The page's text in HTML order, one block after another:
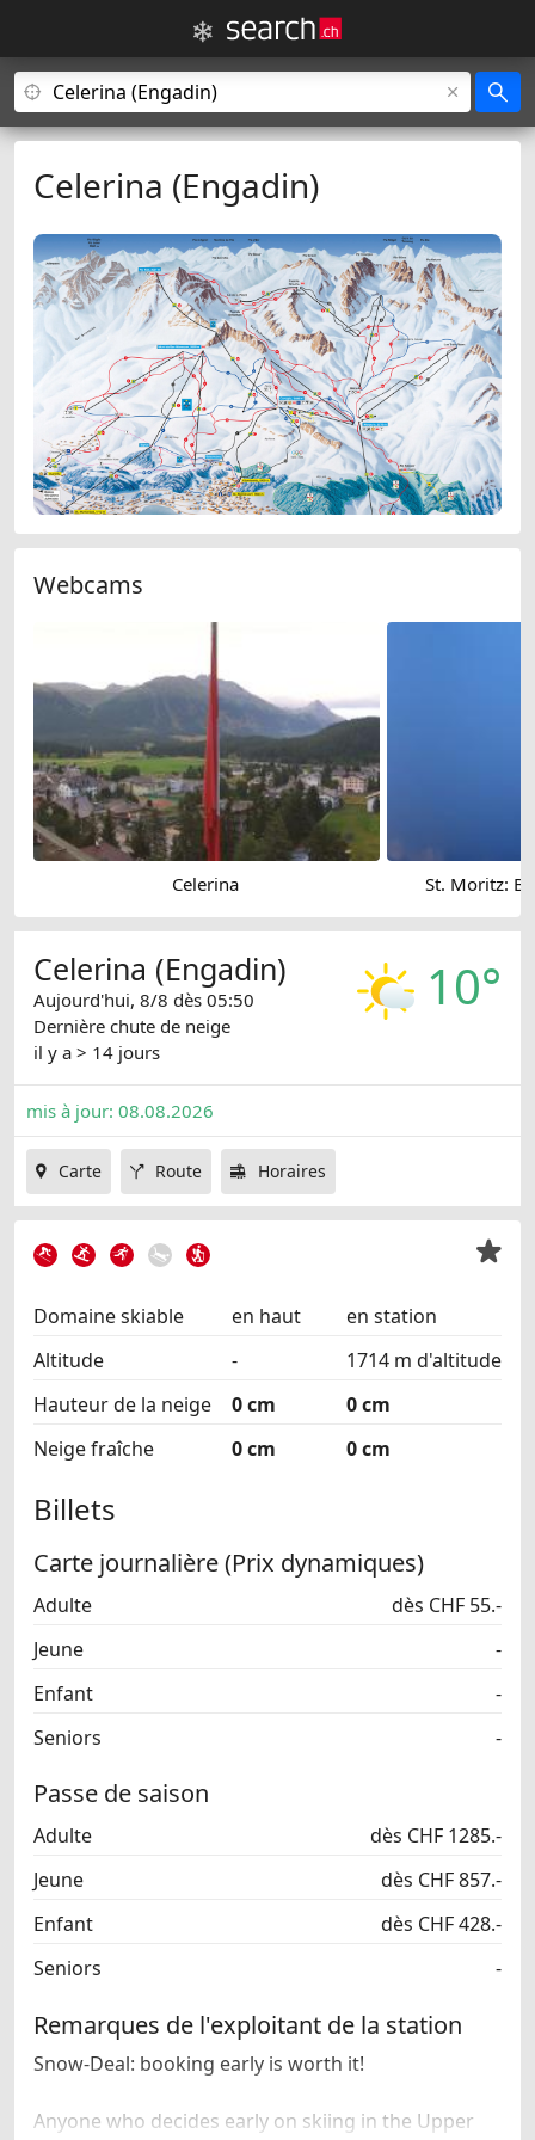
Celerina (Engadin)
Webcams
Celerina St. Moritz:
10°
Celerina (Engadin)
Aujourd'hui, 8/8 dès 05:50
Dernière chute de neige
il y a > 14 jours
mis à jour: 08.08.2026
Carte Route Horaires
Domaine skiable en haut
en station
Altitude
-
1714 m d'altitude
Hauteur de la neige
0 cm
0 cm
Neige fraîche
0 cm 0 cm
Billets
Carte journalière (Prix dynamiques)
Adulte
dès CHF 55.-
Jeune
-
Enfant
-
Seniors
-
Passe de saison
Adulte
dès CHF 1285.-
Jeune
dès CHF 857.-
Enfant
dès CHF 428.-
Seniors
-
Remarques de l'exploitant de la station
Snow-Deal: booking early is worth it!
Anyone who decides early on skiing in the Upper